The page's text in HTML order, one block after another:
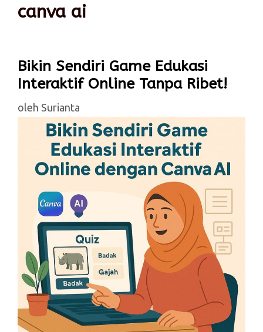
canva ai
Bikin Sendiri Game Edukasi
Interaktif Online Tanpa Ribet!
oleh Surianta